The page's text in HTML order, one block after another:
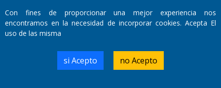
Miembro de ADIRA,ADEPA y CPPAL
Propietario: El Diario SRL
Director Periodístico:
Con fines de proporcionar una mejor experiencia nos
encontramos en la necesidad de incorporar cookies. Acepta El
uso de las misma
si Acepto no Acepto